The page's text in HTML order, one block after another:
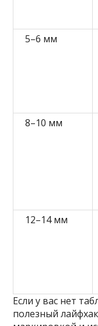
5–6 мм
8–10 мм
12–14 мм
Если у вас нет
полезный